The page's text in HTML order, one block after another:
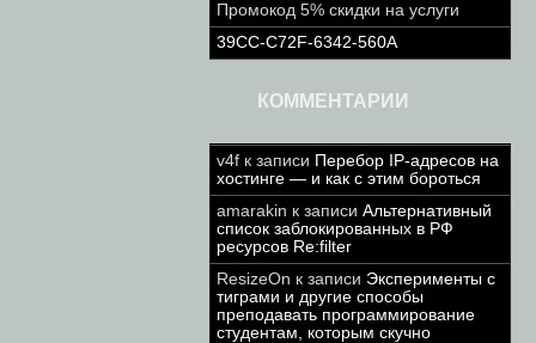
Промокод 5% скидки на услуги
39CC-C72F-6342-560A
КОММЕНТАРИИ
v4f к записи Перебор IP-адресов на
хостинге — и как с этим бороться
amarakin к записи Альтернативный
список заблокированных в РФ
ресурсов Re:filter
ResizeOn к записи Эксперименты с
тиграми и другие способы
преподавать программирование
студентам, которым скучно